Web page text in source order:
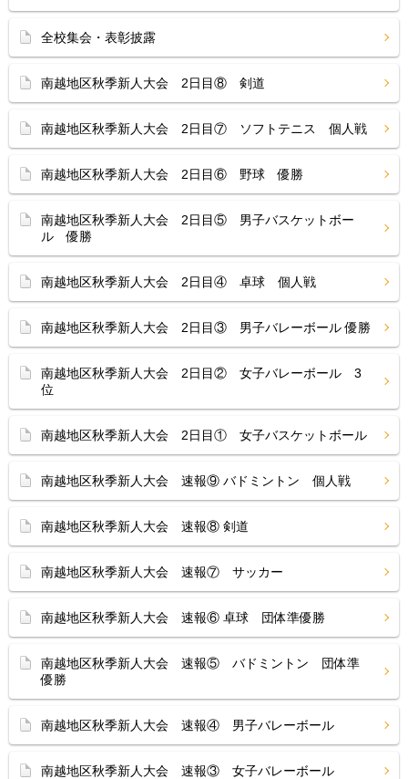
全校集会・表彰披露
南越地区秋季新人大会 2日目⑧ 剣道
南越地区秋季新人大会 2日目⑦ ソフトテニス 個人戦
南越地区秋季新人大会 2日目⑥ 野球 優勝
南越地区秋季新人大会 2日目⑤ 男子バスケットボー
ル 優勝
南越地区秋季新人大会 2日目④ 卓球 個人戦
南越地区秋季新人大会 2日目③ 男子バレーボール 優勝
南越地区秋季新人大会 2日目② 女子バレーボール 3
位
南越地区秋季新人大会 2日目① 女子バスケットボール
南越地区秋季新人大会 速報⑨ バドミントン 個人戦
南越地区秋季新人大会 速報⑧ 剣道
南越地区秋季新人大会 速報⑦ サッカー
南越地区秋季新人大会 速報⑥ 卓球 団体準優勝
南越地区秋季新人大会 速報⑤ バドミントン 団体準
優勝
南越地区秋季新人大会 速報④ 男子バレーボール
南越地区秋季新人大会 速報③ 女子バレーボール